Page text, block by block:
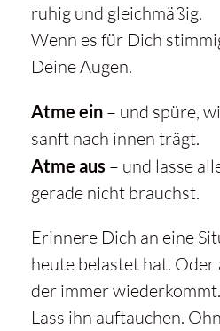
ruhig und gleichmäßig.
Wenn es für Dich
Deine Augen.
Atme ein– und spüre,
sanft nach innen trägt.
Atme aus – und lasse
gerade nicht brauchst.
Erinnere Dich an eine
heute belastet hat. Oder
der immer wiederkommt.
Lass ihn auftauchen.